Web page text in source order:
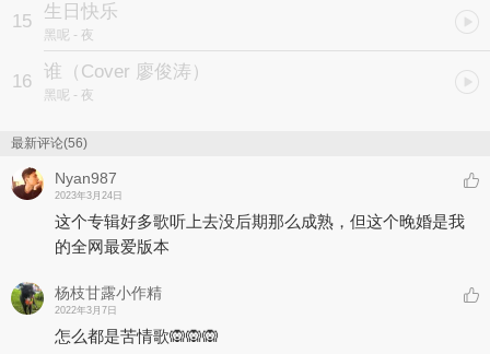
15 生日快乐
黑呢 - 夜
16 谁（Cover 廖俊涛）
黑呢 - 夜
最新评论(56)
Nyan987
2023年3月24日
这个专辑好多歌听上去没后期那么成熟，但这个晚婚是我
的全网最爱版本
杨枝甘露小作精
2022年3月7日
怎么都是苦情歌🙉🙉🙉